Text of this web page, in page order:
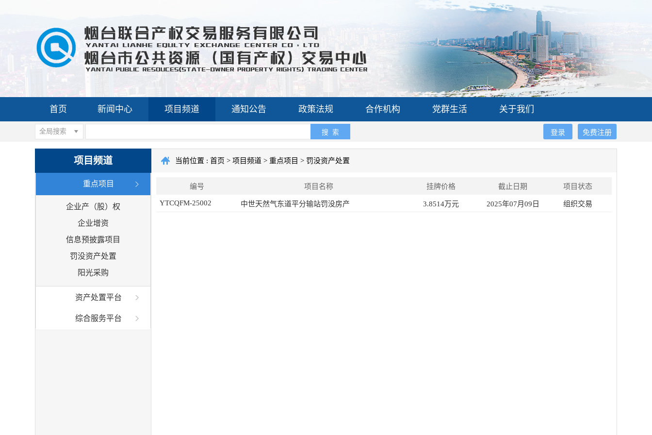
首页 新闻中心 项目频道 通知公告 政策法规 合作机构 党群生活 关于我们
全局搜索 搜 索 免费注册
登录
项目频道
重点项目
企业产（股）权
企业增资
信息预披露项目
罚没资产处置
阳光采购
资产处置平台
综合服务平台
当前位置 : 首页 > 项目频道 > 重点项目 > 罚没资产处置
编号 项目名称 挂牌价格 截止日期 项目状态
YTCQFM-25002 中世天然气东道平分输站罚没房产 3.8514万元 2025年07月09日 组织交易